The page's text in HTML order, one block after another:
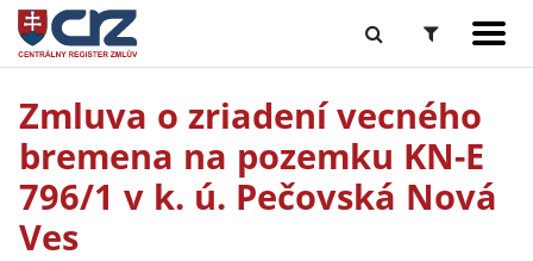
Zmluva o zriadení vecného
bremena na pozemku KN-E
796/1 v k. ú. Pečovská Nová
Ves